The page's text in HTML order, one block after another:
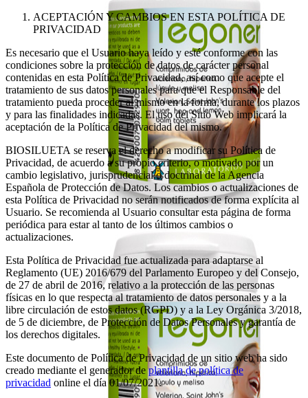
ACEPTACIÓN Y CAMBIOS EN ESTA POLÍTICA DE
PRIVACIDAD
Es necesario que el Usuario haya leído y esté conforme con las
condiciones sobre la protección de datos de carácter personal
contenidas en esta Política de Privacidad, así como que acepte el
tratamiento de sus datos personales para que el Responsable del
tratamiento pueda proceder al mismo en la forma, durante los plazos
y para las finalidades indicadas. El uso del Sitio Web implicará la
aceptación de la Política de Privacidad del mismo.
BIOSILUETA se reserva el derecho a modificar su Política de
Privacidad, de acuerdo a su propio criterio, o motivado por un
cambio legislativo, jurisprudencial o doctrinal de la Agencia
Española de Protección de Datos. Los cambios o actualizaciones de
esta Política de Privacidad no serán notificados de forma explícita al
Usuario. Se recomienda al Usuario consultar esta página de forma
periódica para estar al tanto de los últimos cambios o
actualizaciones.
Esta Política de Privacidad fue actualizada para adaptarse al
Reglamento (UE) 2016/679 del Parlamento Europeo y del Consejo,
de 27 de abril de 2016, relativo a la protección de las personas
físicas en lo que respecta al tratamiento de datos personales y a la
libre circulación de estos datos (RGPD) y a la Ley Orgánica 3/2018,
de 5 de diciembre, de Protección de Datos Personales y garantía de
los derechos digitales.
Este documento de Política de Privacidad de un sitio web ha sido
creado mediante el generador deplantilla de política de
privacidad online el día 01/07/2021.